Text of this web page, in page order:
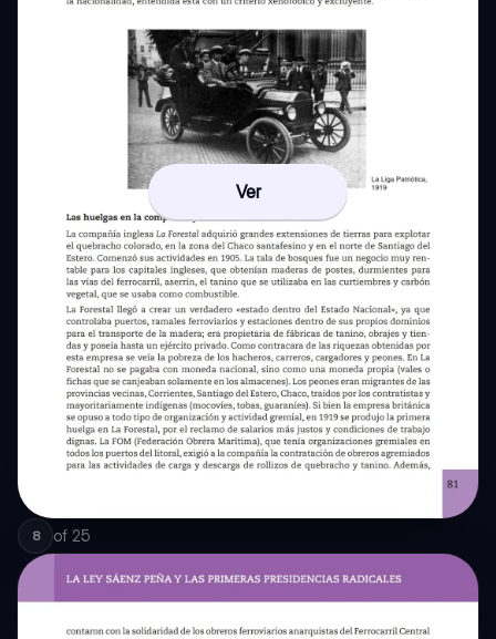
Ver
8 of 25